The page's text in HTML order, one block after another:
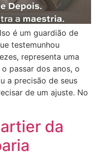
é um guardião de
testemunhou
representa uma
passar dos anos, o
a precisão de seus
de um ajuste. No
da